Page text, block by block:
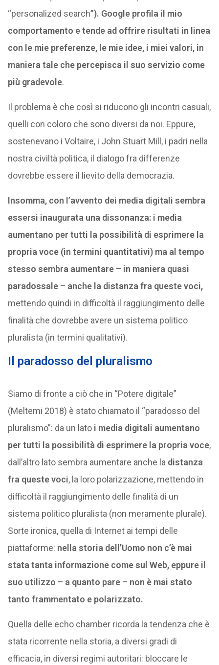
“personalized search”). Google profila il mio
comportamento e tende ad offrire risultati in linea
con le mie preferenze, le mie idee, i miei valori, in
maniera tale che percepisca il suo servizio come
più gradevole.
Il problema è che così si riducono gli incontri casuali,
quelli con coloro che sono diversi da noi. Eppure,
sostenevano i Voltaire, i John Stuart Mill, i padri nella
nostra civiltà politica, il dialogo fra differenze
dovrebbe essere il lievito della democrazia.
Insomma, con l’avvento dei media digitali sembra
essersi inaugurata una dissonanza: i media
aumentano per tutti la possibilità di esprimere la
propria voce (in termini quantitativi) ma al tempo
stesso sembra aumentare – in maniera quasi
paradossale – anche la distanza fra queste voci,
mettendo quindi in difficoltà il raggiungimento delle
finalità che dovrebbe avere un sistema politico
pluralista (in termini qualitativi).
Il paradosso del pluralismo
Siamo di fronte a ciò che in “Potere digitale”
(Meltemi 2018) è stato chiamato il “paradosso del
pluralismo”: da un lato i media digitali aumentano
per tutti la possibilità di esprimere la propria voce,
dall’altro lato sembra aumentare anche la distanza
fra queste voci, la loro polarizzazione, mettendo in
difficoltà il raggiungimento delle finalità di un
sistema politico pluralista (non meramente plurale).
Sorte ironica, quella di Internet ai tempi delle
piattaforme: nella storia dell’Uomo non c’è mai
stata tanta informazione come sul Web, eppure il
suo utilizzo – a quanto pare – non è mai stato
tanto frammentato e polarizzato.
Quella delle echo chamber ricorda la tendenza che è
stata ricorrente nella storia, a diversi gradi di
efficacia, in diversi regimi autoritari: bloccare le